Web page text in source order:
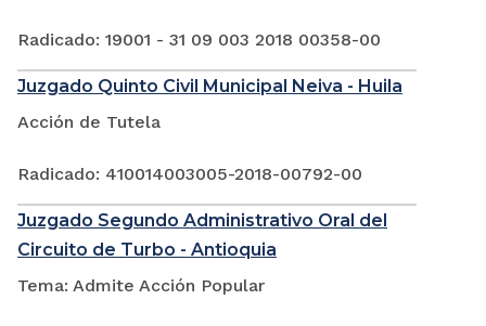
Radicado: 19001 - 31 09 003 2018 00358-00
Juzgado Quinto Civil Municipal Neiva - Huila
Acción de Tutela
Radicado: 410014003005-2018-00792-00
Juzgado Segundo Administrativo Oral del
Circuito de Turbo - Antioquia
Tema: Admite Acción Popular